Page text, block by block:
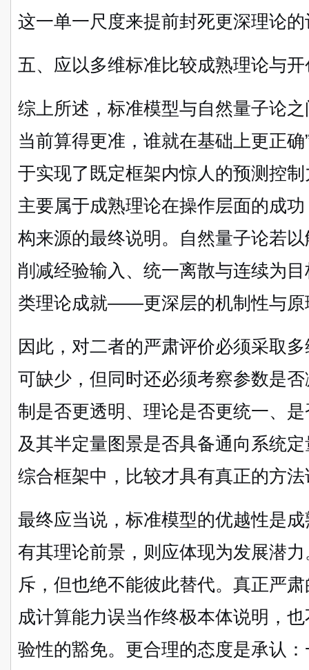
这一单一尺度来提前封死更深理论
五、应以多维标准比较成熟理论与
综上所述，标准模型与自然量子论
当前算得更准，谁就在基础上更正
于实现了既定框架内惊人的预测控
主要属于成熟理论在操作层面的成
构来源的最终说明。自然量子论若
削减经验输入、统一离散与连续为
类理论成就——更深层的机制性与原
因此，对二者的严肃评价必须采取
可缺少，但同时还必须考察参数是
制是否更透明、理论是否更统一、
及其半定量图景是否具备通向系统
综合框架中，比较才具有真正的方
最终应当说，标准模型的优越性是
有其理论前景，则应体现为发展潜
斥，但也绝不能彼此替代。真正严
成计算能力误当作终极本体说明，
验性的豁免。更合理的态度是承认